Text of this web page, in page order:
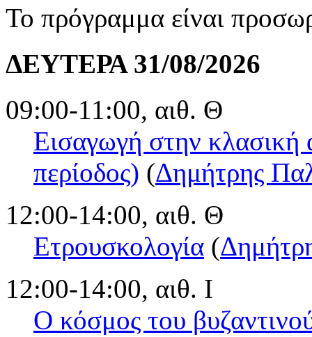
Το πρόγραμμα είναι
ΔΕΥΤΕΡΑ 31/08/2026
09:00-11:00, αιθ. Θ
Εισαγωγή στην κλασική
περίοδος) (Δημήτρης
12:00-14:00, αιθ. Θ
Ετρουσκολογία (
12:00-14:00, αιθ. Ι
Ο κόσμος του